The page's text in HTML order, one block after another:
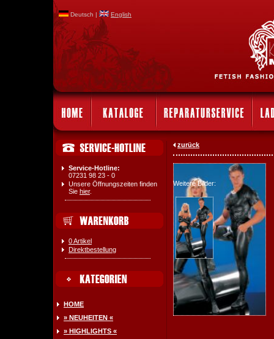
Deutsch | English
Service-Hotline:
07231 98 23 - 0
Unsere Öffnungszeiten finden
Sie hier.
0 Artikel
Direktbestellung
HOME
» NEUHEITEN «
» HIGHLIGHTS «
zurück
Weitere Bilder: